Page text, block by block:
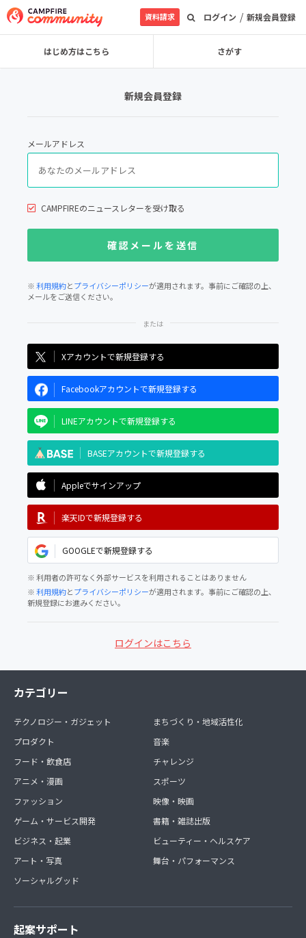
ログイン / 新規会員登録
資料請求
はじめ方はこちら さがす
新規会員登録
メールアドレス
CAMPFIREのニュースレターを受け取る
※利用規約とプライバシーポリシーが適用されます。事前にご確認の上、
メールをご送信ください。
Xアカウントで新規登録する
Facebookアカウントで新規登録する
LINEアカウントで新規登録する
BASEアカウントで新規登録する
Appleでサインアップ
楽天IDで新規登録する
GOOGLEで新規登録する
※ 利用者の許可なく外部サービスを利用されることはありません
※利用規約とプライバシーポリシーが適用されます。事前にご確認の上、
新規登録にお進みください。
ログインはこちら
カテゴリー
テクノロジー・ガジェット
プロダクト
フード・飲食店
アニメ・漫画
ファッション
ゲーム・サービス開発
ビジネス・起業
アート・写真
ソーシャルグッド
まちづくり・地域活性化
音楽
チャレンジ
スポーツ
映像・映画
書籍・雑誌出版
ビューティー・ヘルスケア
舞台・パフォーマンス
起案サポート